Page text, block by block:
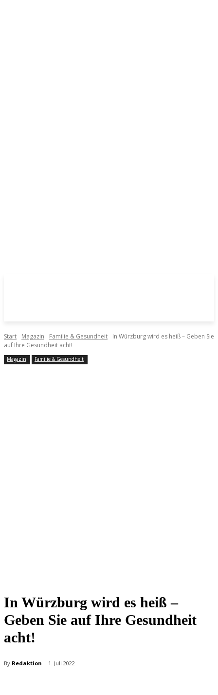
Start Magazin Familie & Gesundheit
In Würzburg wird es heiß – Geben Sie
auf Ihre Gesundheit acht!
Magazin Familie & Gesundheit
In Würzburg wird es heiß –
Geben Sie auf Ihre Gesundheit
acht!
By Redaktion 1. Juli 2022